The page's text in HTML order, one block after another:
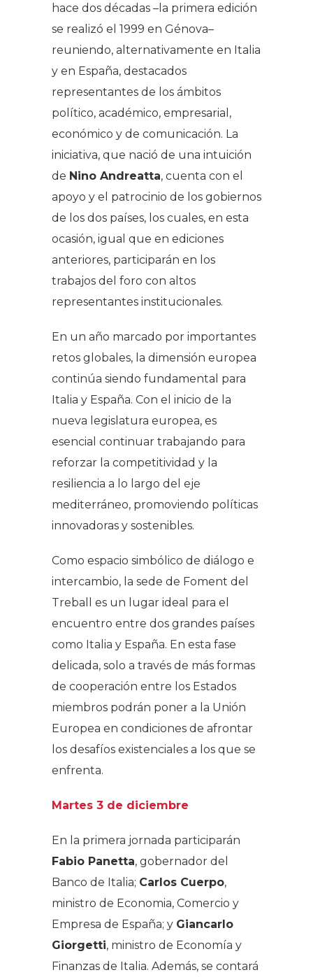
hace dos décadas –la primera edición
se realizó el 1999 en Génova–
reuniendo, alternativamente en Italia
y en España, destacados
representantes de los ámbitos
político, académico, empresarial,
económico y de comunicación. La
iniciativa, que nació de una intuición
de Nino Andreatta, cuenta con el
apoyo y el patrocinio de los gobiernos
de los dos países, los cuales, en esta
ocasión, igual que en ediciones
anteriores, participarán en los
trabajos del foro con altos
representantes institucionales.
En un año marcado por importantes
retos globales, la dimensión europea
continúa siendo fundamental para
Italia y España. Con el inicio de la
nueva legislatura europea, es
esencial continuar trabajando para
reforzar la competitividad y la
resiliencia a lo largo del eje
mediterráneo, promoviendo políticas
innovadoras y sostenibles.
Como espacio simbólico de diálogo e
intercambio, la sede de Foment del
Treball es un lugar ideal para el
encuentro entre dos grandes países
como Italia y España. En esta fase
delicada, solo a través de más formas
de cooperación entre los Estados
miembros podrán poner a la Unión
Europea en condiciones de afrontar
los desafíos existenciales a los que se
enfrenta.
Martes 3 de diciembre
En la primera jornada participarán
Fabio Panetta, gobernador del
Banco de Italia; Carlos Cuerpo,
ministro de Economia, Comercio y
Empresa de España; y Giancarlo
Giorgetti, ministro de Economía y
Finanzas de Italia. Además, se contará